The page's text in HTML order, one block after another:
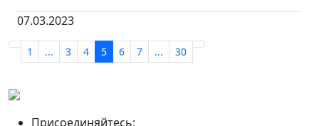
07.03.2023
1 ... 3 4 5 6 7 ... 30
Присоединяйтесь: